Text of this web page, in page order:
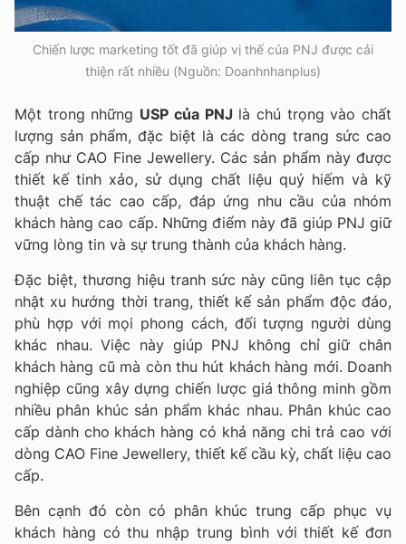
Chiến lược marketing tốt đã giúp vị thế của PNJ được cải
thiện rất nhiều (Nguồn: Doanhnhanplus)
Một trong những USP của PNJ là chú trọng vào chất
lượng sản phẩm, đặc biệt là các dòng trang sức cao
cấp như CAO Fine Jewellery. Các sản phẩm này được
thiết kế tinh xảo, sử dụng chất liệu quý hiếm và kỹ
thuật chế tác cao cấp, đáp ứng nhu cầu của nhóm
khách hàng cao cấp. Những điểm này đã giúp PNJ giữ
vững lòng tin và sự trung thành của khách hàng.
Đặc biệt, thương hiệu tranh sức này cũng liên tục cập
nhật xu hướng thời trang, thiết kế sản phẩm độc đáo,
phù hợp với mọi phong cách, đối tượng người dùng
khác nhau. Việc này giúp PNJ không chỉ giữ chân
khách hàng cũ mà còn thu hút khách hàng mới. Doanh
nghiệp cũng xây dựng chiến lược giá thông minh gồm
nhiều phân khúc sản phẩm khác nhau. Phân khúc cao
cấp dành cho khách hàng có khả năng chi trả cao với
dòng CAO Fine Jewellery, thiết kế cầu kỳ, chất liệu cao
cấp.
Bên cạnh đó còn có phân khúc trung cấp phục vụ
khách hàng có thu nhập trung bình với thiết kế đơn